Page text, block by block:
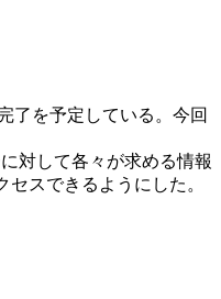
了を予定している。今回
対して各々が求める情報
スできるようにした。